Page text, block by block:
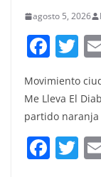
agosto 5, 2026
F
a
c
e
b
o
T
w
itt
er
Movimiento
Me Lleva El
partido naranja
F T